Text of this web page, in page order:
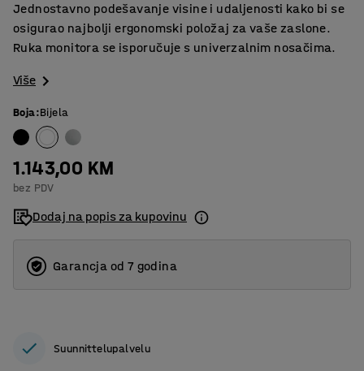
Jednostavno podešavanje visine i udaljenosti kako bi se
osigurao najbolji ergonomski položaj za vaše zaslone.
Ruka monitora se isporučuje s univerzalnim nosačima.
Više
Boja:Bijela
1.143,00 KM
bez PDV
Dodaj na popis za kupovinu
Garancja od 7 godina
Suunnittelupalvelu